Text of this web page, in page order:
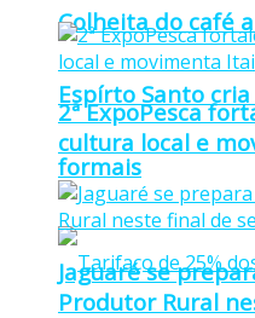
Colheita do café
Espírto Santo
formais
2ª ExpoPesca
cultura local e
Jaguaré se
Produtor Rural